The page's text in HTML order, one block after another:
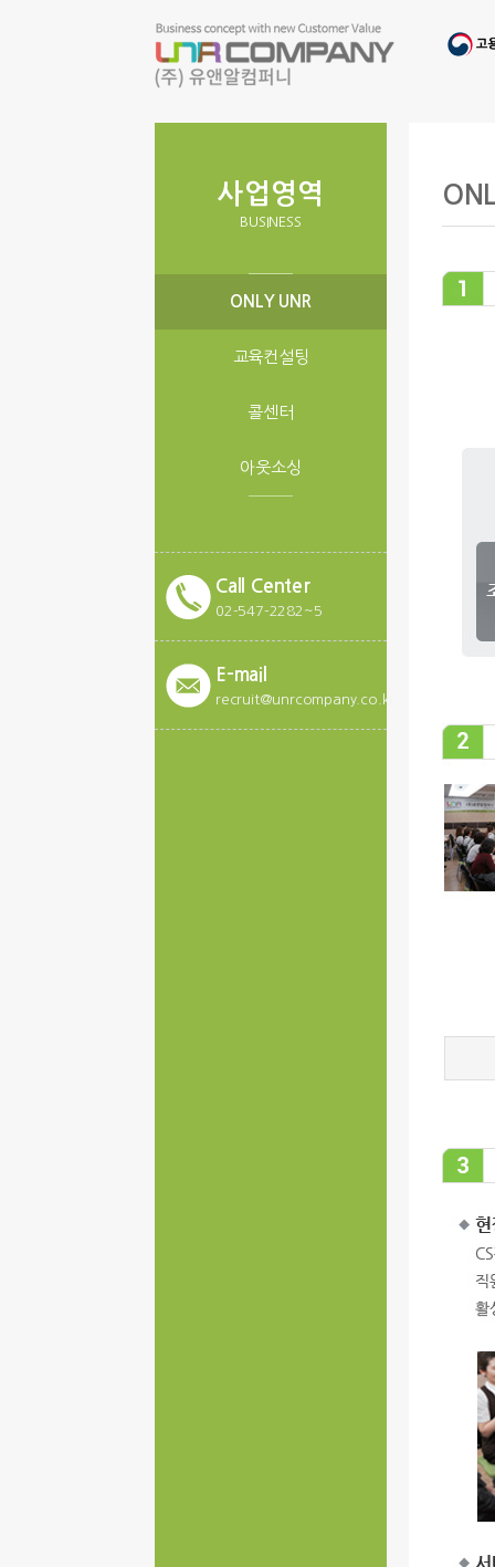
사업영역
BUSINESS
ONLY UNR
교육컨설팅
콜센터
아웃소싱
Call Center
02-547-2282~5
E-mail
recruit@unrcompany.co.kr